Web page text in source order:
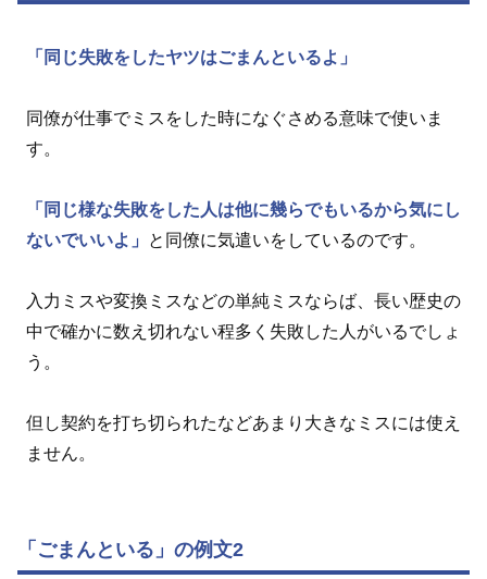
「同じ失敗をしたヤツはごまんといるよ」
同僚が仕事でミスをした時になぐさめる意味で使いま
す。
「同じ様な失敗をした人は他に幾らでもいるから気にし
ないでいいよ」
と同僚に気遣いをしているのです。
入力ミスや変換ミスなどの単純ミスならば、長い歴史の
中で確かに数え切れない程多く失敗した人がいるでしょ
う。
但し契約を打ち切られたなどあまり大きなミスには使え
ません。
「ごまんといる」の例文2